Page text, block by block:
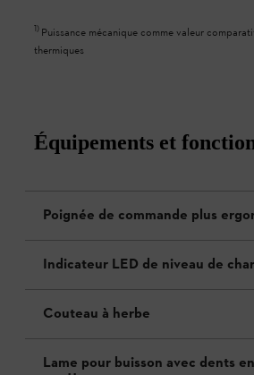
1) Puissance mécanique comme valeur
thermiques
Équipements et
Poignée de commande plus
Indicateur LED de niveau de
Couteau à herbe
Lame pour buisson avec dents